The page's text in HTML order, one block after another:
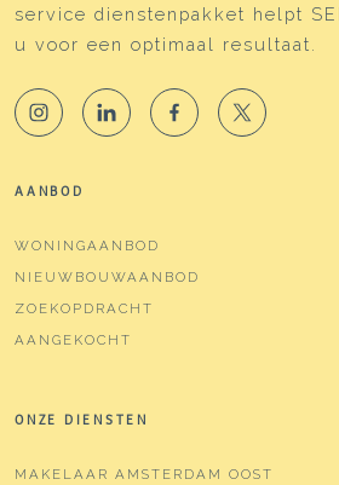
service dienstenpakket helpt
u voor een optimaal resultaat.
AANBOD
WONINGAANBOD
NIEUWBOUWAANBOD
ZOEKOPDRACHT
AANGEKOCHT
ONZE DIENSTEN
MAKELAAR AMSTERDAM OOST